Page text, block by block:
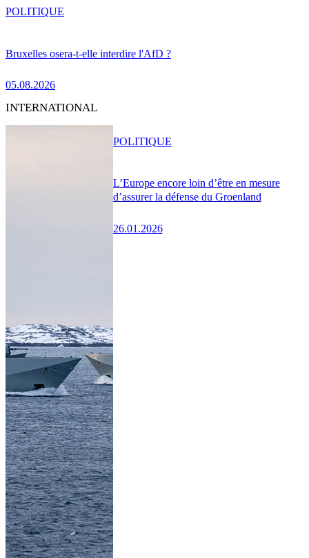
Bruxelles osera-t-elle interdire l'AfD ?
05.08.2026
POLITIQUE
INTERNATIONAL
L’Europe encore loin d’être en mesure
d’assurer la défense du Groenland
26.01.2026
POLITIQUE